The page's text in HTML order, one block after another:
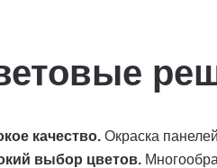
качество. Окраска
выбор цветов.